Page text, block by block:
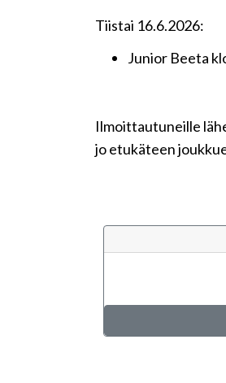
Tiistai 16.6.2026:
Junior Beeta
Ilmoittautuneille
jo etukäteen